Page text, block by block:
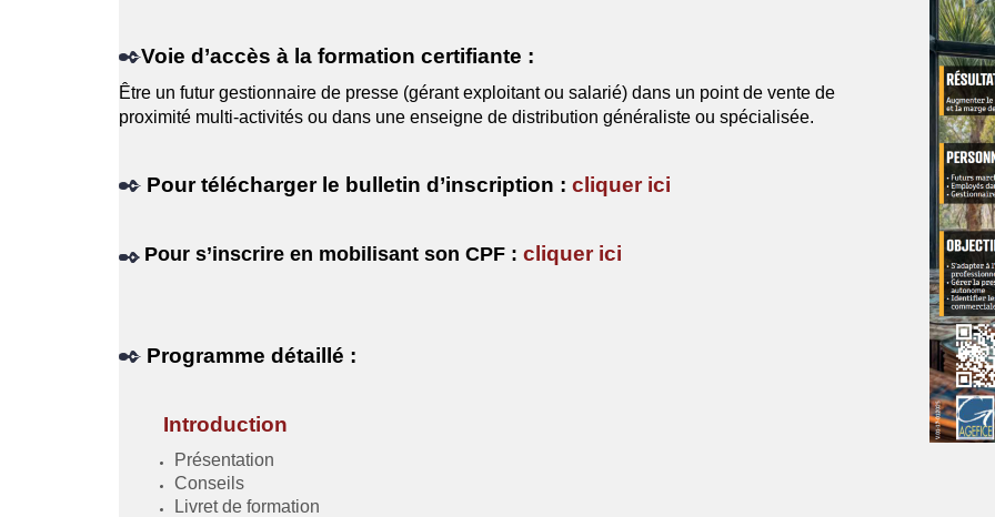
Voie d’accès à la formation certifiante :
Être un futur gestionnaire de presse (gérant exploitant ou salarié) dans un point de vente de
proximité multi-activités ou dans une enseigne de distribution généraliste ou spécialisée.
Pour télécharger le bulletin d’inscription : cliquer ici
Pour s’inscrire en mobilisant son CPF : cliquer ici
Programme détaillé :
Introduction
Présentation
Conseils
Livret de formation